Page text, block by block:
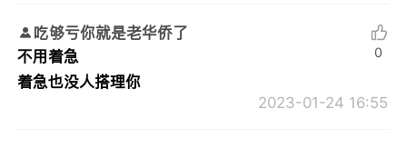
吃够亏你就是老华侨了
不用着急
着急也没人搭理你
2023-01-24 16:55
0